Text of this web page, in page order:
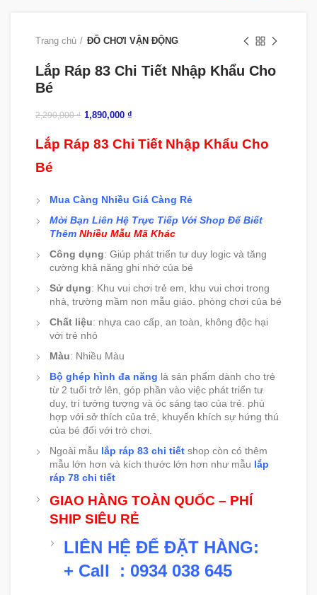
Trang chủ ĐỒ CHƠI VẬN ĐỘNG
Lắp Ráp 83 Chi Tiết Nhập Khẩu Cho
Bé
2,290,000₫ 1,890,000 ₫
Lắp Ráp 83 Chi Tiết Nhập Khẩu Cho
Bé
Mua Càng Nhiều Giá Càng Rẻ
Mời Bạn Liên Hệ Trực Tiếp Với Shop Để Biết
Thêm Nhiều Mẫu Mã Khác
Công dụng: Giúp phát triển tư duy logic và tăng
cường khả năng ghi nhớ của bé
Sử dụng: Khu vui chơi trẻ em, khu vui chơi trong
nhà, trường mầm non mẫu giáo. phòng chơi của bé
Chất liệu: nhựa cao cấp, an toàn, không độc hại
với trẻ nhỏ
Màu: Nhiều Màu
Bộ ghép hình đa năng là sản phẩm dành cho trẻ
từ 2 tuổi trở lên, góp phần vào việc phát triển tư
duy, trí tưởng tượng và óc sáng tạo của trẻ. phù
hợp với sở thích của trẻ, khuyến khích sự hứng thú
của bé đối với trò chơi.
Ngoài mẫu lắp ráp 83 chi tiết shop còn có thêm
mẫu lớn hơn và kích thước lớn hơn như mẫu lắp
ráp 78 chi tiết
GIAO HÀNG TOÀN QUỐC – PHÍ
SHIP SIÊU RẺ
LIÊN HỆ ĐỂ ĐẶT HÀNG:
+ Call : 0934 038 645